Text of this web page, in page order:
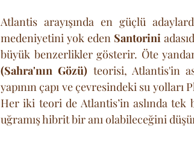
Atlantis arayışında en güçlü
medeniyetini yok eden Santorini
büyük benzerlikler gösterir. Öte
(Sahra'nın Gözü) teorisi, Atlantis'in
yapının çapı ve çevresindeki su
Her iki teori de Atlantis’in aslında
uğramış hibrit bir anı olabileceğini